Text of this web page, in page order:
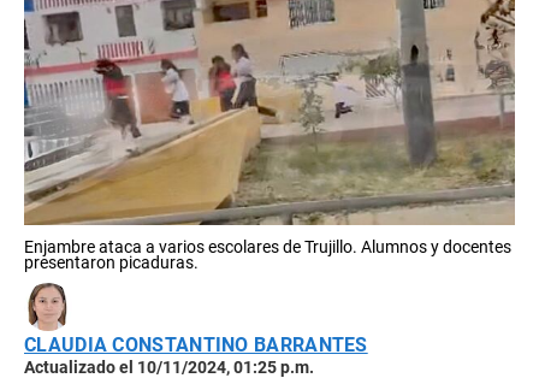
Enjambre ataca a varios escolares de Trujillo. Alumnos y docentes
presentaron picaduras.
CLAUDIA CONSTANTINO BARRANTES
Actualizado el 10/11/2024, 01:25 p.m.